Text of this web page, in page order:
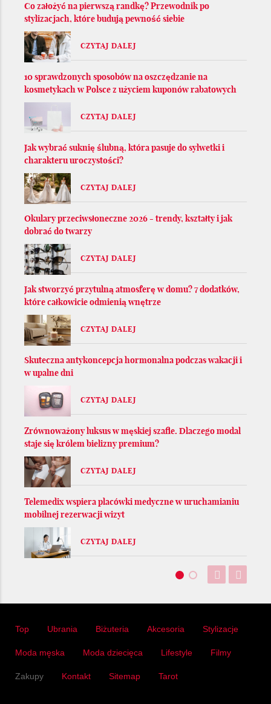
Co założyć na pierwszą randkę? Przewodnik po
stylizacjach, które budują pewność siebie
CZYTAJ DALEJ
10 sprawdzonych sposobów na oszczędzanie na
kosmetykach w Polsce z użyciem kuponów rabatowych
CZYTAJ DALEJ
Jak wybrać suknię ślubną, która pasuje do sylwetki i
charakteru uroczystości?
CZYTAJ DALEJ
Okulary przeciwsłoneczne 2026 - trendy, kształty i jak
dobrać do twarzy
CZYTAJ DALEJ
Jak stworzyć przytulną atmosferę w domu? 7 dodatków,
które całkowicie odmienią wnętrze
CZYTAJ DALEJ
Skuteczna antykoncepcja hormonalna podczas wakacji i
w upalne dni
CZYTAJ DALEJ
Zrównoważony luksus w męskiej szafie. Dlaczego modal
staje się królem bielizny premium?
CZYTAJ DALEJ
Telemedix wspiera placówki medyczne w uruchamianiu
mobilnej rezerwacji wizyt
CZYTAJ DALEJ
Top Ubrania Biżuteria Akcesoria Stylizacje
Moda męska Moda dziecięca Lifestyle Filmy
Zakupy Kontakt Sitemap Tarot